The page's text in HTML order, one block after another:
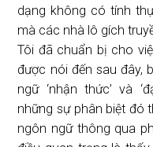
dạng không có tính
mà các nhà lô gích
Tôi đã chuẩn bị cho
được nói đến sau đây,
ngữ ‘nhận thức’ và
những sự phân biệt đó
ngôn ngữ thông qua